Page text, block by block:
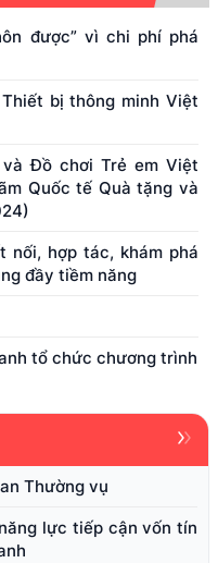
được” vì chi phí phá
bị thông minh Việt
Đồ chơi Trẻ em Việt
Quốc tế Quà tặng và
nối, hợp tác, khám phá
đầy tiềm năng
tổ chức chương trình
Thường vụ
lực tiếp cận vốn tín